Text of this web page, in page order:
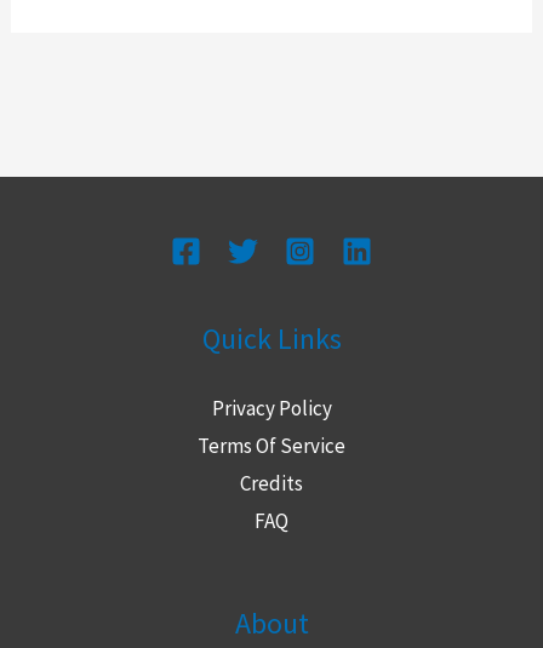
Quick Links
Privacy Policy
Terms Of Service
Credits
FAQ
About